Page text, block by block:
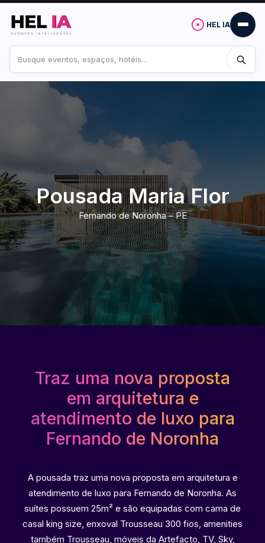
HEL IA
no
site
Pousada Maria Flor
Fernando de Noronha – PE
Traz uma nova proposta
em arquitetura e
atendimento de luxo para
Fernando de Noronha
A pousada traz uma nova proposta em arquitetura e
atendimento de luxo para Fernando de Noronha. As
suítes possuem 25m² e são equipadas com cama de
casal king size, enxoval Trousseau 300 fios, amenities
também Trousseau, móveis da Artefacto, TV, Sky,